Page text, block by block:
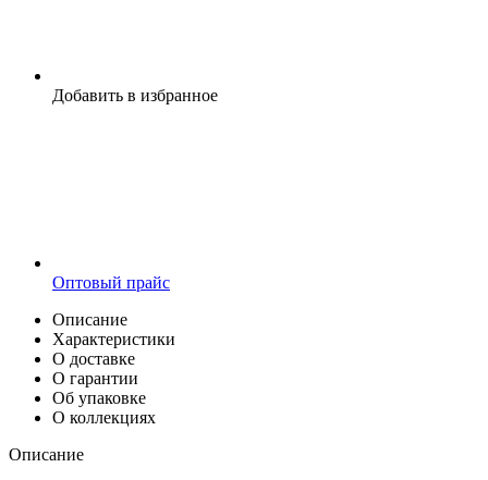
Добавить в избранное
Оптовый прайс
Описание
Характеристики
О доставке
О гарантии
Об упаковке
О коллекциях
Описание